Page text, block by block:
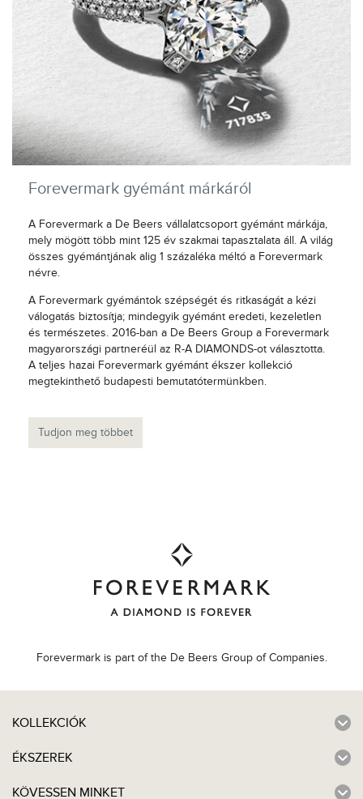
Forevermark gyémánt márkáról
A Forevermark a De Beers vállalatcsoport gyémánt márkája,
mely mögött több mint 125 év szakmai tapasztalata áll. A világ
összes gyémántjának alig 1 százaléka méltó a Forevermark
névre.
A Forevermark gyémántok szépségét és ritkaságát a kézi
válogatás biztosítja; mindegyik gyémánt eredeti, kezeletlen
és természetes. 2016-ban a De Beers Group a Forevermark
magyarországi partneréül az R-A DIAMONDS-ot választotta.
A teljes hazai Forevermark gyémánt ékszer kollekció
megtekinthető budapesti bemutatótermünkben.
Tudjon meg többet
Forevermark is part of the De Beers Group of Companies.
KOLLEKCIÓK
ÉKSZEREK
KÖVESSEN MINKET